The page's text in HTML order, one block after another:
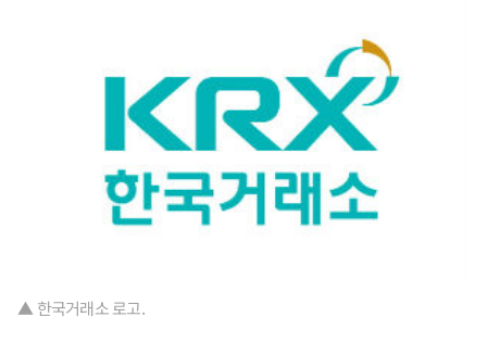
▲ 한국거래소 로고.